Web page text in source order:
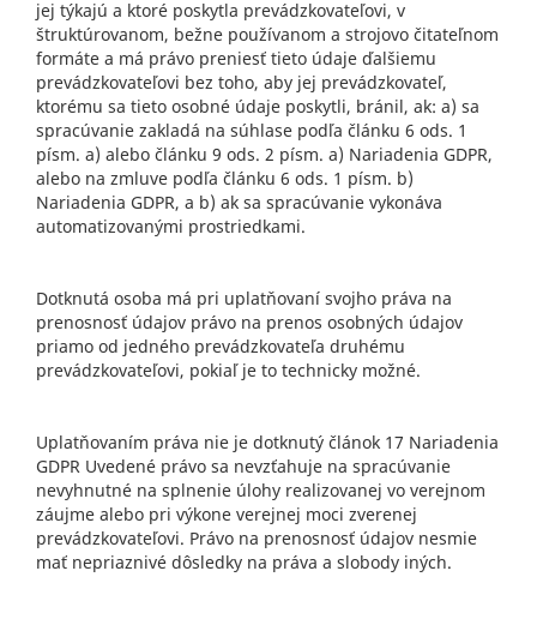
jej týkajú a ktoré poskytla prevádzkovateľovi, v
štruktúrovanom, bežne používanom a strojovo čitateľnom
formáte a má právo preniesť tieto údaje ďalšiemu
prevádzkovateľovi bez toho, aby jej prevádzkovateľ,
ktorému sa tieto osobné údaje poskytli, bránil, ak: a) sa
spracúvanie zakladá na súhlase podľa článku 6 ods. 1
písm. a) alebo článku 9 ods. 2 písm. a) Nariadenia GDPR,
alebo na zmluve podľa článku 6 ods. 1 písm. b)
Nariadenia GDPR, a b) ak sa spracúvanie vykonáva
automatizovanými prostriedkami.
Dotknutá osoba má pri uplatňovaní svojho práva na
prenosnosť údajov právo na prenos osobných údajov
priamo od jedného prevádzkovateľa druhému
prevádzkovateľovi, pokiaľ je to technicky možné.
Uplatňovaním práva nie je dotknutý článok 17 Nariadenia
GDPR Uvedené právo sa nevzťahuje na spracúvanie
nevyhnutné na splnenie úlohy realizovanej vo verejnom
záujme alebo pri výkone verejnej moci zverenej
prevádzkovateľovi. Právo na prenosnosť údajov nesmie
mať nepriaznivé dôsledky na práva a slobody iných.